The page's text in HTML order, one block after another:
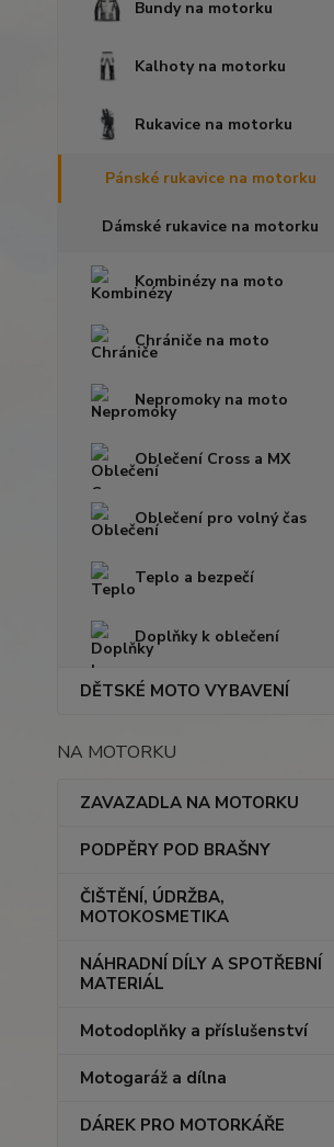
Bundy na motorku
Kalhoty na motorku
Rukavice na motorku
Pánské rukavice na motorku
Dámské rukavice na motorku
Kombinézy na moto
Chrániče na moto
Nepromoky na moto
Oblečení Cross a MX
Oblečení pro volný čas
Teplo a bezpečí
Doplňky k oblečení
DĚTSKÉ MOTO VYBAVENÍ
NA MOTORKU
ZAVAZADLA NA MOTORKU
PODPĚRY POD BRAŠNY
ČIŠTĚNÍ, ÚDRŽBA,
MOTOKOSMETIKA
NÁHRADNÍ DÍLY A SPOTŘEBNÍ
MATERIÁL
Motodoplňky a příslušenství
Motogaráž a dílna
DÁREK PRO MOTORKÁŘE